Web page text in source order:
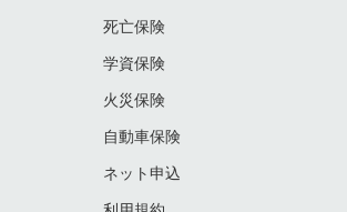
死亡保険
学資保険
火災保険
自動車保険
ネット申込